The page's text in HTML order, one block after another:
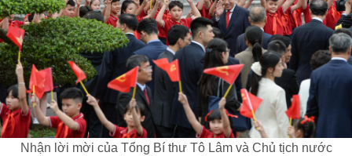
Nhận lời mời của Tổng Bí thư Tô Lâm và Chủ tịch nước